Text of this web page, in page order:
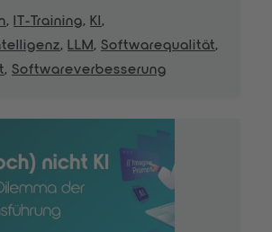
, IT-Training, KI ,
, LLM, Softwarequalität,
, Softwareverbesserung